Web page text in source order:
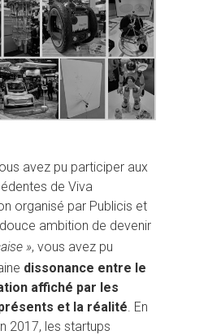
avez pu participer aux
de Viva
organisé par Publicis et
ambition de devenir
», vous avez pu
dissonance entre le
affiché par les
et la réalité . En
2017, les startups